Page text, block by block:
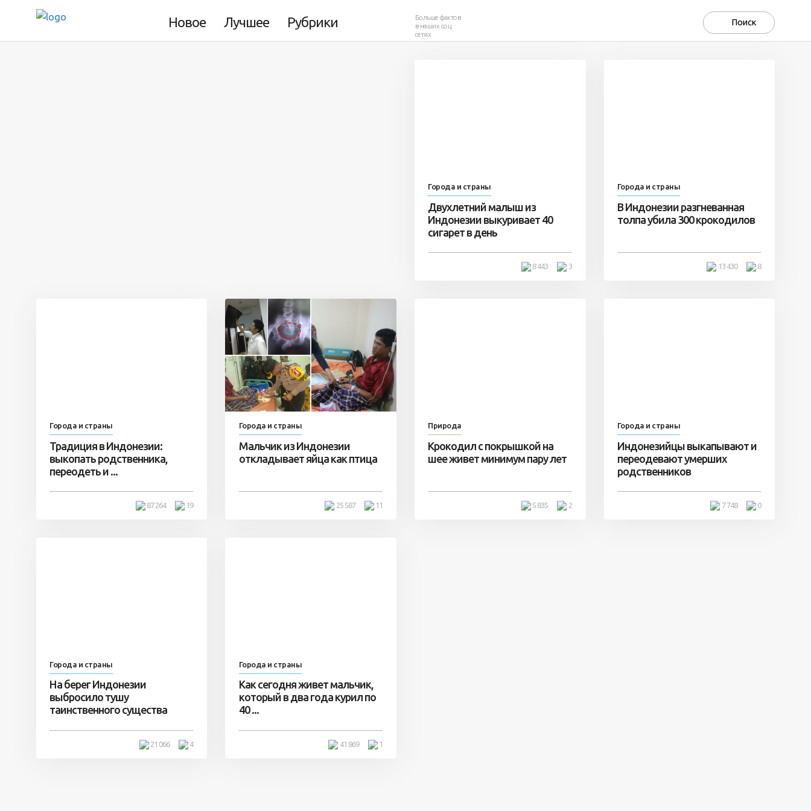
Новое Лучшее Рубрики
Больше фактов
в наших соц.
сетях
Города и страны
Двухлетний малыш из
Индонезии выкуривает 40
сигарет в день
3
8 443
Города и страны
В Индонезии разгневанная
толпа убила 300 крокодилов
8
13 430
Города и страны
Традиция в Индонезии:
выкопать родственника,
переодеть и ...
19
87 264
Города и страны
Мальчик из Индонезии
откладывает яйца как птица
11
25 587
Природа
Крокодил с покрышкой на
шее живет минимум пару лет
2
5 835
Города и страны
Индонезийцы выкапывают и
переодевают умерших
родственников
0
7 748
Города и страны
На берег Индонезии
выбросило тушу
таинственного существа
4
21 066
Города и страны
Как сегодня живет мальчик,
который в два года курил по
40 ...
1
41 869